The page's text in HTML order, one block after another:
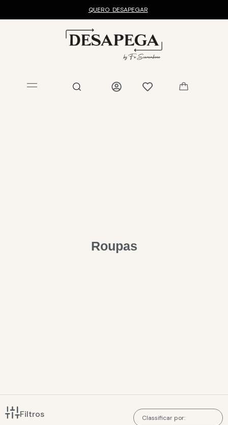
QUERO DESAPEGAR
Roupas
Filtros